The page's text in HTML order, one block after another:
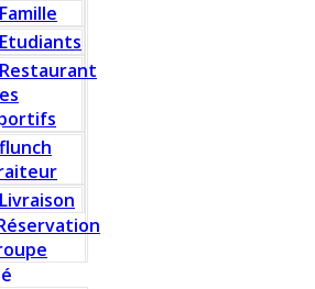
Famille
Etudiants
Restaurant
flunch
Livraison